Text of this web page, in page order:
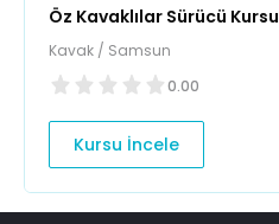
Öz Kavaklılar Sürücü Kursu
Kavak / Samsun
0.00
Kursu İncele